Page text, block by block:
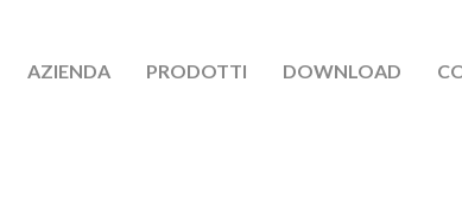
AZIENDA PRODOTTI DOWNLOAD